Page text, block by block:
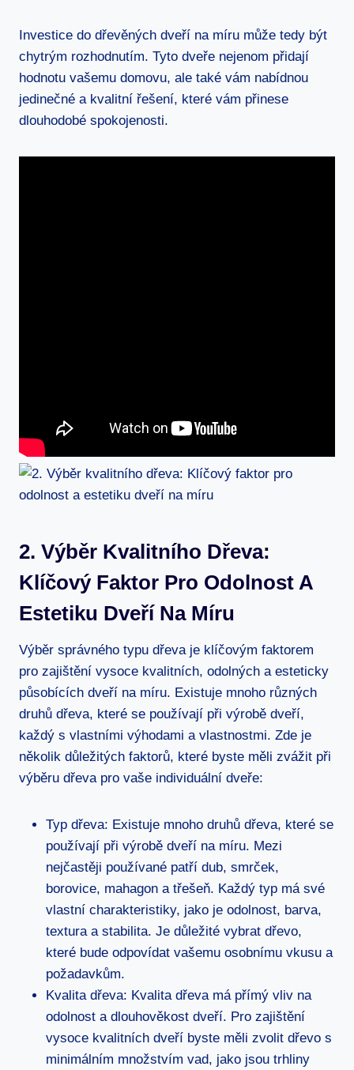
Investice do dřevěných dveří na míru může tedy být
chytrým rozhodnutím. Tyto dveře nejenom přidají
hodnotu vašemu domovu, ale také vám nabídnou
jedinečné a kvalitní řešení, které vám přinese
dlouhodobé spokojenosti.
2. Výběr Kvalitního Dřeva:
Klíčový Faktor Pro Odolnost A
Estetiku Dveří Na Míru
Výběr správného typu dřeva je klíčovým faktorem
pro zajištění vysoce kvalitních, odolných a esteticky
působících dveří na míru. Existuje mnoho různých
druhů dřeva, které se používají při výrobě dveří,
každý s vlastními výhodami a vlastnostmi. Zde je
několik důležitých faktorů, které byste měli zvážit při
výběru dřeva pro vaše individuální dveře:
Typ dřeva: Existuje mnoho druhů dřeva, které se
používají při výrobě dveří na míru. Mezi
nejčastěji používané patří dub, smrček,
borovice, mahagon a třešeň. Každý typ má své
vlastní charakteristiky, jako je odolnost, barva,
textura a stabilita. Je důležité vybrat dřevo,
které bude odpovídat vašemu osobnímu vkusu a
požadavkům.
Kvalita dřeva: Kvalita dřeva má přímý vliv na
odolnost a dlouhověkost dveří. Pro zajištění
vysoce kvalitních dveří byste měli zvolit dřevo s
minimálním množstvím vad, jako jsou trhliny